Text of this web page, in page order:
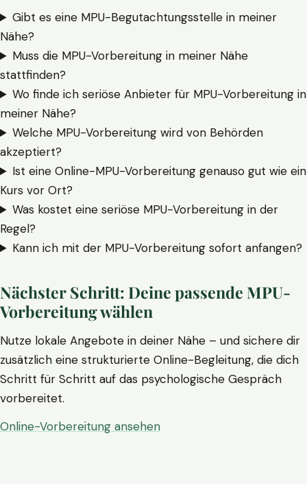
Gibt es eine MPU-Begutachtungsstelle in meiner
Nähe?
Muss die MPU-Vorbereitung in meiner Nähe
stattfinden?
Wo finde ich seriöse Anbieter für MPU-Vorbereitung in
meiner Nähe?
Welche MPU-Vorbereitung wird von Behörden
akzeptiert?
Ist eine Online-MPU-Vorbereitung genauso gut wie ein
Kurs vor Ort?
Was kostet eine seriöse MPU-Vorbereitung in der
Regel?
Kann ich mit der MPU-Vorbereitung sofort anfangen?
Nächster Schritt: Deine passende MPU-
Vorbereitung wählen
Nutze lokale Angebote in deiner Nähe – und sichere dir
zusätzlich eine strukturierte Online-Begleitung, die dich
Schritt für Schritt auf das psychologische Gespräch
vorbereitet.
Online-Vorbereitung ansehen